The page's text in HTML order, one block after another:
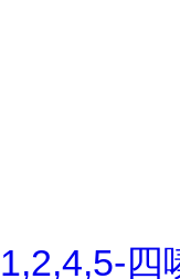
1,2,4,5-四